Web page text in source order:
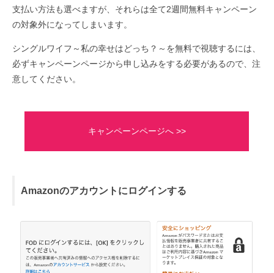
支払い方法も選べますが、それらは全て2週間無料キャンペーン
の対象外になってしまいます。
シングルワイフ～私の幸せはどっち？～を無料で視聴するには、
必ずキャンペーンページから申し込みをする必要があるので、注
意してください。
キャンペーンページへ >>
Amazonのアカウントにログインする